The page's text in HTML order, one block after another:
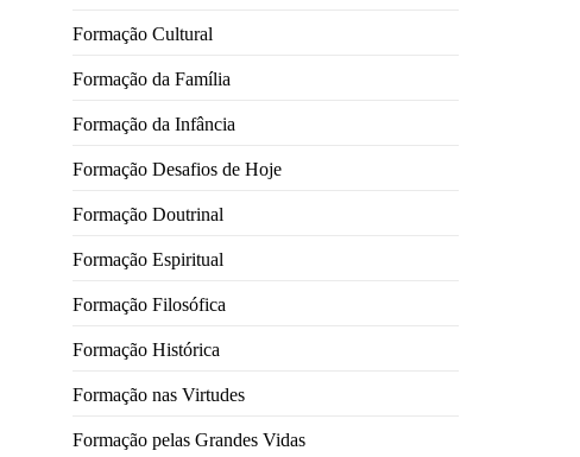
Formação Cultural
Formação da Família
Formação da Infância
Formação Desafios de Hoje
Formação Doutrinal
Formação Espiritual
Formação Filosófica
Formação Histórica
Formação nas Virtudes
Formação pelas Grandes Vidas